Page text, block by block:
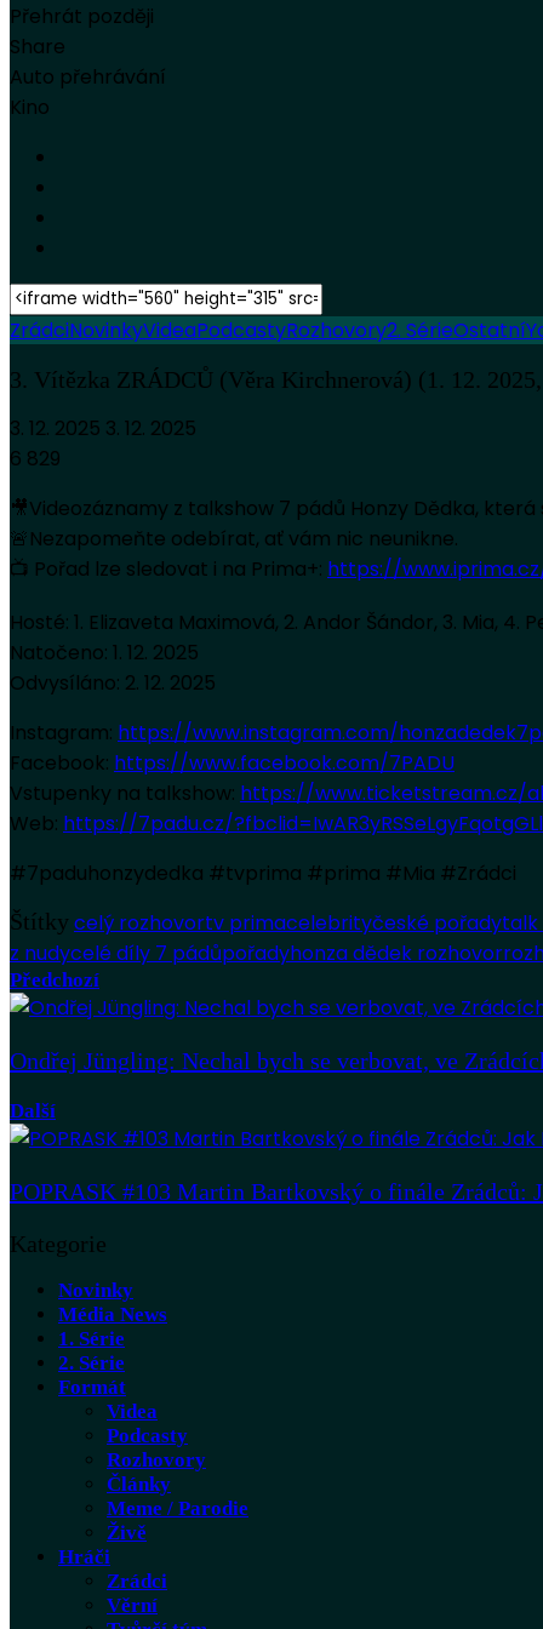
Přehrát později
Share
Auto přehrávání
Kino
ZrádciNovinkyVideaPodcastyRozhovory2. SérieOstatní
3. Vítězka ZRÁDCŮ (Věra Kirchnerová) (1. 12.
3. 12. 2025 3. 12. 2025
6 829
🎥Videozáznamy z talkshow 7 pádů Honzy Dědka,
🚨Nezapomeňte odebírat, ať vám nic neunikne.
📺 Pořad lze sledovat i na Prima+: https://
Hosté: 1. Elizaveta Maximová, 2. Andor Šándor, 3. Mia, 4.
Natočeno: 1. 12. 2025
Odvysíláno: 2. 12. 2025
Instagram: https://www.instagram.com/
Facebook: https://www.facebook.com/7PADU
Vstupenky na talkshow: https://www.ticketstream.cz/
Web: https://7padu.cz/
#7paduhonzydedka #tvprima #prima #Mia #Zrádci
Štítky celý rozhovortv primacelebrityčeské pořadytalk
z nudycelé díly 7 pádůpořadyhonza dědek rozhovor
Předchozí
Ondřej Jüngling: Nechal bych se verbovat, ve
Další
POPRASK #103 Martin Bartkovský o finále
Kategorie
Novinky
Média News
1. Série
2. Série
Formát
Videa
Podcasty
Rozhovory
Články
Meme / Parodie
Živě
Hráči
Zrádci
Věrní